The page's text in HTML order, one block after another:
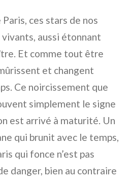
ces stars de nos
aussi étonnant
Et comme tout être
et changent
Ce noircissement que
simplement le signe
est arrivé à maturité. Un
qui brunit avec le temps,
qui fonce n’est pas
danger, bien au contraire